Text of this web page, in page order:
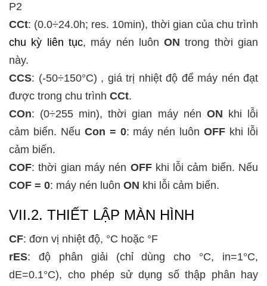
P2
CCt: (0.0÷24.0h; res. 10min), thời gian của chu trình
chu kỳ liên tục, máy nén luônON trong thời gian
này.
CCS: (-50÷150°C) , giá trị nhiệt độ để máy nén đạt
được trong chu trình CCt.
COn: (0÷255 min), thời gian máy nén ON khi lỗi
cảm biến. Nếu Con = 0: máy nén luônOFF khi lỗi
cảm biến.
COF: thời gian máy nén OFFkhi lỗi cảm biến. Nếu
COF = 0: máy nén luôn ON khi lỗi cảm biến.
VII.2. THIẾT LẬP MÀN HÌNH
CF: đơn vị nhiệt độ, °C hoặc °F
rES: độ phân giải (chỉ dùng cho °C, in=1°C,
dE=0.1°C), cho phép sử dụng số thập phân hay